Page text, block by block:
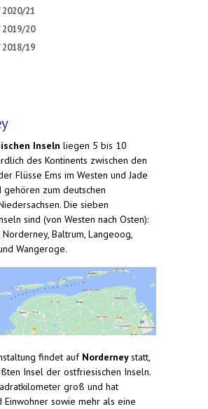
21
20
19
Inseln liegen 5 bis 10
des Kontinents zwischen den
Flüsse Ems im Westen und Jade
gehören zum deutschen
Die sieben
sind (von Westen nach Osten):
Norderney, Baltrum, Langeoog,
Wangeroge.
findet auf Norderneystatt,
Insel der ostfriesischen Inseln.
groß und hat
Einwohner sowie mehr als eine